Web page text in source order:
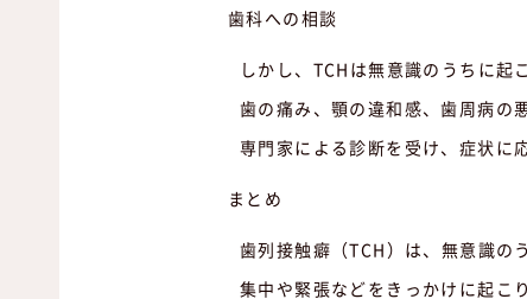
歯科への相談
しかし、TCHは無意識のうちに起
歯の痛み、顎の違和感、歯周病の
専門家による診断を受け、症状に
まとめ
歯列接触癖（TCH）は、無意識の
集中や緊張などをきっかけに起こ